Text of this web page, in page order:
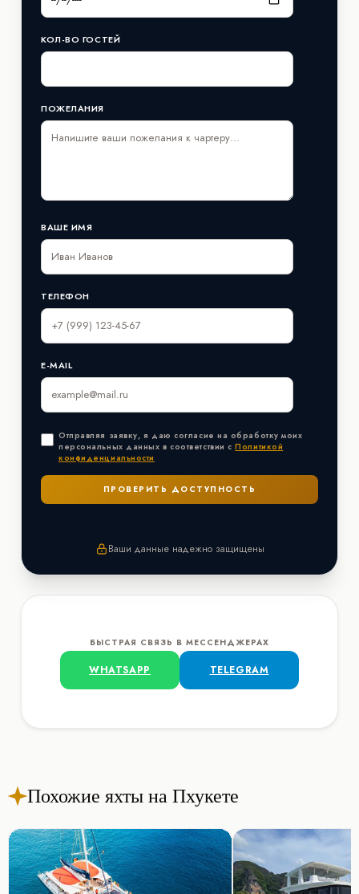
КОЛ-ВО ГОСТЕЙ
ПОЖЕЛАНИЯ
ВАШЕ ИМЯ
ТЕЛЕФОН
E-MAIL
Отправляя заявку, я даю согласие на обработку моих
персональных данных в соответствии сПолитикой
конфиденциальности
Ваши данные надежно защищены
БЫСТРАЯ СВЯЗЬ В МЕССЕНДЖЕРАХ
WHATSAPP TELEGRAM
Похожие яхты на Пхукете